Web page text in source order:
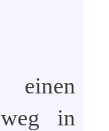
in